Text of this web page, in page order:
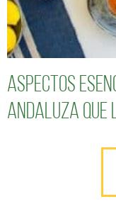
Aspectos
andaluza que